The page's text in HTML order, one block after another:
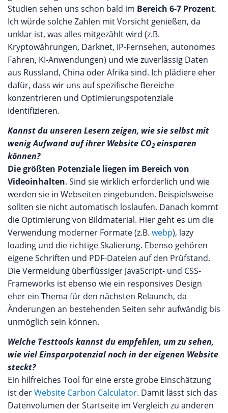
Studien sehen uns schon bald im Bereich 6-7 Prozent.
Ich würde solche Zahlen mit Vorsicht genießen, da
unklar ist, was alles mitgezählt wird (z.B.
Kryptowährungen, Darknet, IP-Fernsehen, autonomes
Fahren, KI-Anwendungen) und wie zuverlässig Daten
aus Russland, China oder Afrika sind. Ich plädiere eher
dafür, dass wir uns auf spezifische Bereiche
konzentrieren und Optimierungspotenziale
identifizieren.
Kannst du unseren Lesern zeigen, wie sie selbst mit
wenig Aufwand auf ihrer Website CO2einsparen
können?
Die größten Potenziale liegen im Bereich von
Videoinhalten. Sind sie wirklich erforderlich und wie
werden sie in Webseiten eingebunden. Beispielsweise
sollten sie nicht automatisch loslaufen. Danach kommt
die Optimierung von Bildmaterial. Hier geht es um die
Verwendung moderner Formate (z.B. webp), lazy
loading und die richtige Skalierung. Ebenso gehören
eigene Schriften und PDF-Dateien auf den Prüfstand.
Die Vermeidung überflüssiger JavaScript- und CSS-
Frameworks ist ebenso wie ein responsives Design
eher ein Thema für den nächsten Relaunch, da
Änderungen an bestehenden Seiten sehr aufwändig bis
unmöglich sein können.
Welche Testtools kannst du empfehlen, um zu sehen,
wie viel Einsparpotenzial noch in der eigenen Website
steckt?
Ein hilfreiches Tool für eine erste grobe Einschätzung
ist derWebsite Carbon Calculator. Damit lässt sich das
Datenvolumen der Startseite im Vergleich zu anderen